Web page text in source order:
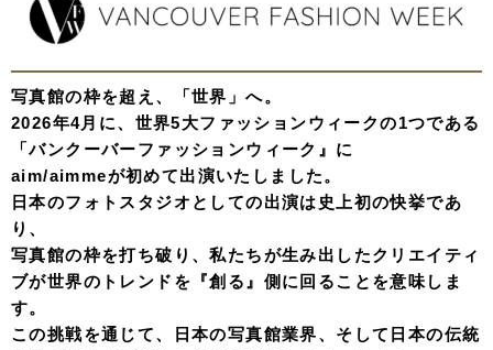
写真館の枠を超え、「世界」へ。
2026年4月に、世界5大ファッションウィークの1つである
「バンクーバーファッションウィーク』に
aim/aimmeが初めて出演いたしました。
日本のフォトスタジオとしての出演は史上初の快挙であ
り、
写真館の枠を打ち破り、私たちが生み出したクリエイティ
ブが世界のトレンドを『創る』側に回ることを意味しま
す。
この挑戦を通じて、日本の写真館業界、そして日本の伝統